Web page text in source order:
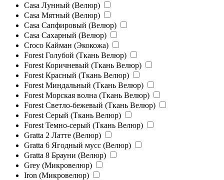
Casa Лунный (Велюр)
Casa Мятный (Велюр)
Casa Сапфировый (Велюр)
Casa Сахарный (Велюр)
Croco Кайман (Экокожа)
Forest Голубой (Ткань Велюр)
Forest Коричневый (Ткань Велюр)
Forest Красный (Ткань Велюр)
Forest Миндальный (Ткань Велюр)
Forest Морская волна (Ткань Велюр)
Forest Светло-бежевый (Ткань Велюр)
Forest Серый (Ткань Велюр)
Forest Темно-серый (Ткань Велюр)
Gratta 2 Латте (Велюр)
Gratta 6 Ягодный мусс (Велюр)
Gratta 8 Брауни (Велюр)
Grey (Микровелюр)
Iron (Микровелюр)